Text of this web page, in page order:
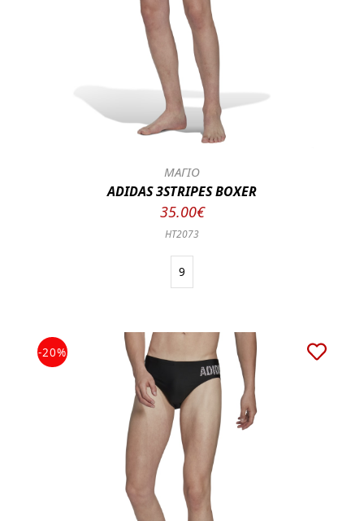
ΜΑΓΙΟ
ADIDAS 3STRIPES BOXER
35.00€
HT2073
9
-20%